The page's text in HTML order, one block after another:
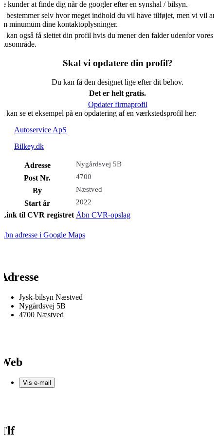
kunder at finde dig når de googler efter en synshal / bilsyn.
bestemmer selv hvor meget indhold du vil have tilføjet, men vi vil
minumum dine kontaktoplysninger.
kan også få slettet din profil hvis du mener den falder udenfor vores
Skal vi opdatere din profil?
Du kan få den designet lige efter dit behov.
Det er helt gratis.
Opdater firmaprofil
kan se et eksempel på en opdatering af en værkstedsprofil her:
Autoservice ApS
Bilkey.dk
Adresse Nygårdsvej 5B
Post Nr. 4700
By Næstved
Start år 2022
Link til CVR registret Åbn CVR-opslag
adresse i Google Maps
Jysk-bilsyn Næstved
Nygårdsvej 5B
4700 Næstved
Vis e-mail